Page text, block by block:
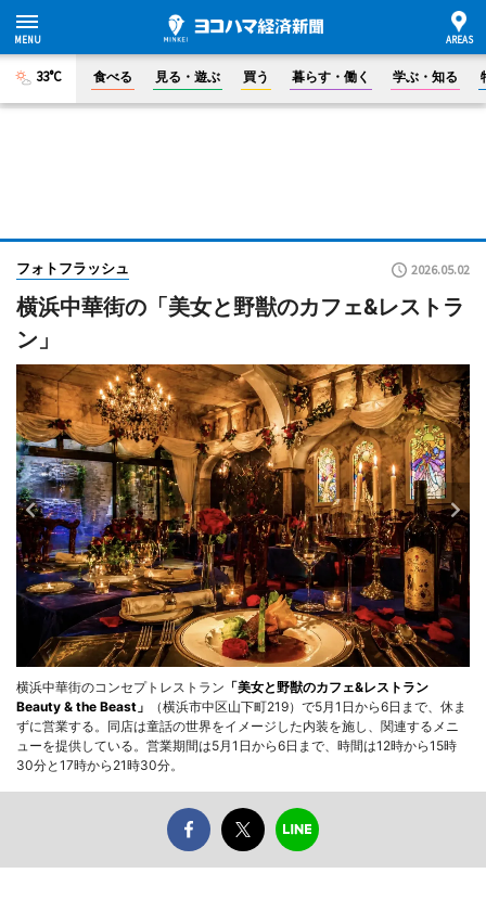
33°C 食べる 見る・遊ぶ 買う 暮らす・働く 学ぶ・知る
フォトフラッシュ 2026.05.02
横浜中華街の「美女と野獣のカフェ&レストラ
ン」
横浜中華街のコンセプトレストラン 「美女と野獣のカフェ&レストラン
Beauty & the Beast」
（横浜市中区山下町219）で5月1日から6日まで、休ま
ずに営業する。同店は童話の世界をイメージした内装を施し、関連するメニ
ューを提供している。営業期間は5月1日から6日まで、時間は12時から15時
30分と17時から21時30分。